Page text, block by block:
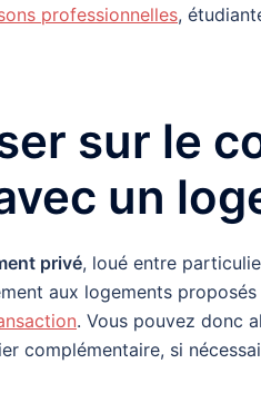
professionnelles,
sur le
un
privé, loué entre
aux logements
. Vous pouvez donc
complémentaire, si